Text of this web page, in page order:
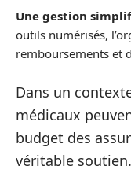
Une gestion
outils numérisés,
remboursements et
Dans un
médicaux
budget des
véritable soutien.